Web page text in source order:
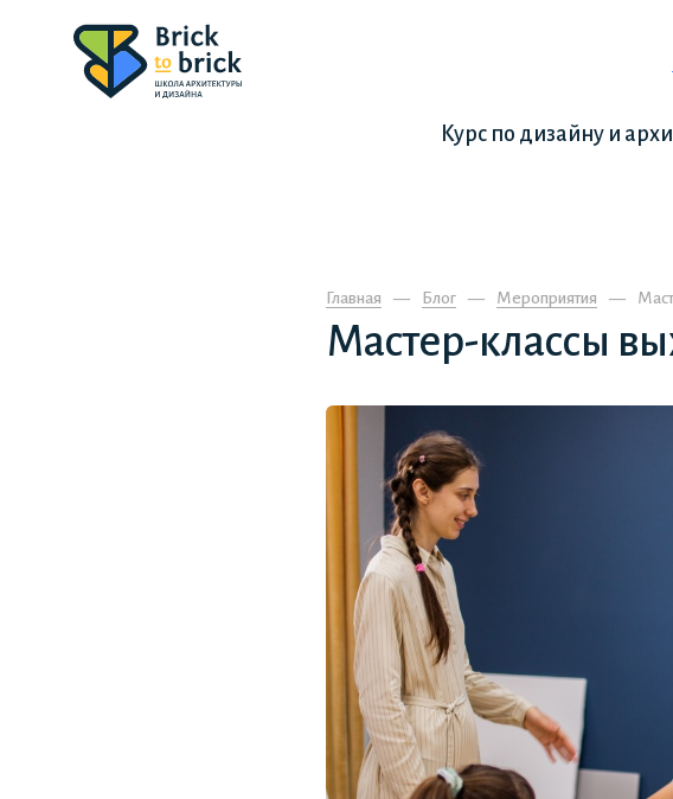
Курс по дизайну и
Главная Блог Мероприятия
Мастер-классы